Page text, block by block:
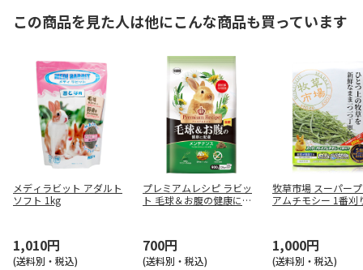
この商品を見た人は他にこんな商品も買っています
メディラビット アダルト
ソフト 1kg
1,010円
(送料別・税込)
プレミアムレシピ ラビッ
ト 毛球＆お腹の健康に配
700円
(送料別・税込)
牧草市場 スーパー
アムチモシー 1番刈
1,000円
(送料別・税込)